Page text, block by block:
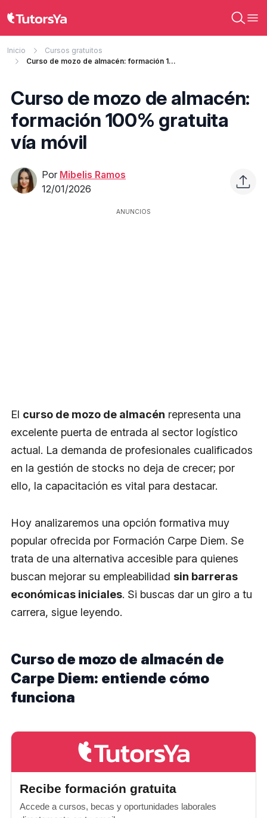
Inicio
Cursos gratuitos
Curso de mozo de almacén: formación 100% gratuita vía móvil
Curso de mozo de almacén:
formación 100% gratuita
vía móvil
Por Mibelis Ramos
12/01/2026
ANUNCIOS
El curso de mozo de almacén representa una
excelente puerta de entrada al sector logístico
actual. La demanda de profesionales cualificados
en la gestión de stocks no deja de crecer; por
ello, la capacitación es vital para destacar.
Hoy analizaremos una opción formativa muy
popular ofrecida por Formación Carpe Diem. Se
trata de una alternativa accesible para quienes
buscan mejorar su empleabilidad sin barreras
económicas iniciales. Si buscas dar un giro a tu
carrera, sigue leyendo.
Curso de mozo de almacén de
Carpe Diem: entiende cómo
funciona
Recibe formación gratuita
Accede a cursos, becas y oportunidades laborales